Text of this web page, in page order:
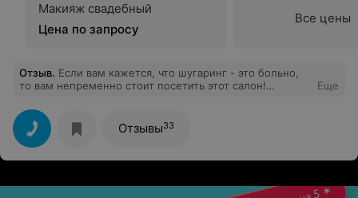
Макияж свадебный
Цена по запросу
Все цены
Отзыв. Если вам кажется, что шугаринг - это больно,
то вам непременно стоит посетить этот салон!
было безболезненно и очень качественно, а общение
оставило самые приятные впечатления и даже
душевный подъем!
Еще
Отзывы33